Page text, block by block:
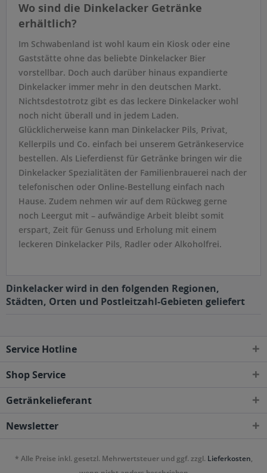
Wo sind die Dinkelacker Getränke
erhältlich?
Im Schwabenland ist wohl kaum ein Kiosk oder eine
Gaststätte ohne das beliebte Dinkelacker Bier
vorstellbar. Doch auch darüber hinaus expandierte
Dinkelacker immer mehr in den deutschen Markt.
Nichtsdestotrotz gibt es das leckere Dinkelacker wohl
noch nicht überall und in jedem Laden.
Glücklicherweise kann man Dinkelacker Pils, Privat,
Kellerpils und Co. einfach bei unserem Getränkeservice
bestellen. Als Lieferdienst für Getränke bringen wir die
Dinkelacker Spezialitäten der Familienbrauerei nach der
telefonischen oder Online-Bestellung einfach nach
Hause. Zudem nehmen wir auf dem Rückweg gerne
noch Leergut mit – aufwändige Arbeit bleibt somit
erspart, Zeit für Genuss und Erholung mit einem
leckeren Dinkelacker Pils, Radler oder Alkoholfrei.
Dinkelacker wird in den folgenden Regionen,
Städten, Orten und Postleitzahl-Gebieten geliefert
Service Hotline
Shop Service
Getränkelieferant
Newsletter
* Alle Preise inkl. gesetzl. Mehrwertsteuer und ggf. zzgl. Lieferkosten,